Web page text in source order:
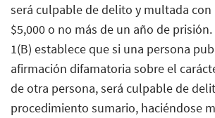
será culpable de delito y multada con
$5,000 o no más de un año de prisión.
1(B) establece que si una persona
afirmación difamatoria sobre el
de otra persona, será culpable de
procedimiento sumario, haciéndose